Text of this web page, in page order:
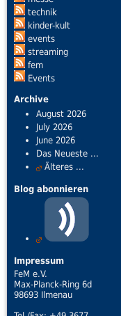
technik
kinder-kult
events
streaming
fem
Events
Archive
August 2026
July 2026
June 2026
Das Neueste ...
Älteres ...
Blog abonnieren
Impressum
FeM e.V.
Max-Planck-Ring 6d
98693 Ilmenau